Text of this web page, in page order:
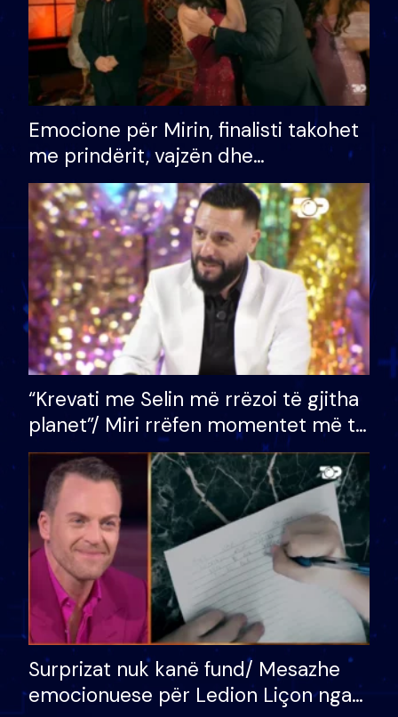
Emocione për Mirin, finalisti takohet
me prindërit, vajzën dhe
bashkëshorten: S’kemi ndonjë letër
divorci apo jo?
“Krevati me Selin më rrëzoi të gjitha
planet”/ Miri rrëfen momentet më të
bukura në shtëpinë e BB VIP: Do më
mungojë zilja e mëngjesit kur…
Surprizat nuk kanë fund/ Mesazhe
emocionuese për Ledion Liçon nga